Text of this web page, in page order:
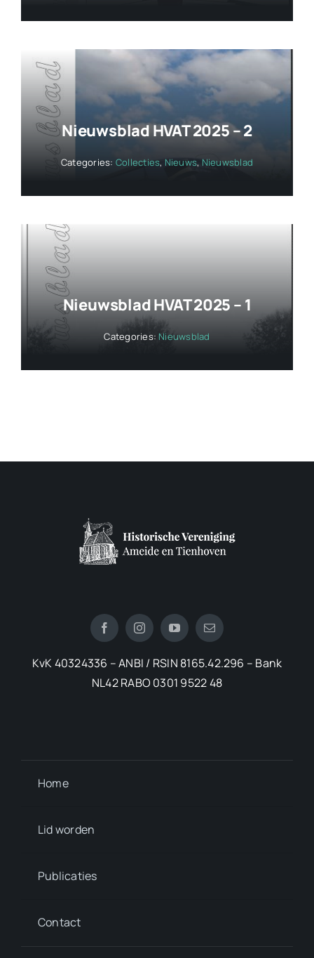
Nieuwsblad HVAT 2025 – 2
Categories: Collecties, Nieuws,Nieuwsblad
Nieuwsblad HVAT 2025 – 1
Categories: Nieuwsblad
KvK 40324336 – ANBI / RSIN 8165.42.296 – Bank
NL42 RABO 0301 9522 48
Home
Lid worden
Publicaties
Contact